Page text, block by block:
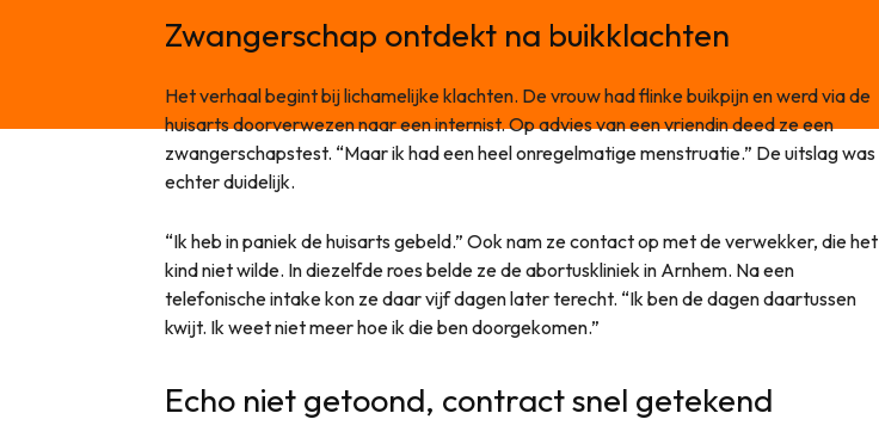
Zwangerschap ontdekt na buikklachten
Het verhaal begint bij lichamelijke klachten. De vrouw had flinke buikpijn en werd via de
huisarts doorverwezen naar een internist. Op advies van een vriendin deed ze een
zwangerschapstest. “Maar ik had een heel onregelmatige menstruatie.” De uitslag was
echter duidelijk.
“Ik heb in paniek de huisarts gebeld.” Ook nam ze contact op met de verwekker, die het
kind niet wilde. In diezelfde roes belde ze de abortuskliniek in Arnhem. Na een
telefonische intake kon ze daar vijf dagen later terecht. “Ik ben de dagen daartussen
kwijt. Ik weet niet meer hoe ik die ben doorgekomen.”
Echo niet getoond, contract snel getekend